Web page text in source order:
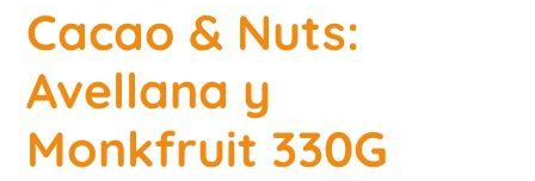
Cacao & Nuts:
Avellana y
Monkfruit 330G